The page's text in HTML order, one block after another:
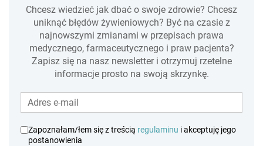
Chcesz wiedzieć jak dbać o swoje zdrowie? Chcesz
uniknąć błędów żywieniowych? Być na czasie z
najnowszymi zmianami w przepisach prawa
medycznego, farmaceutycznego i praw pacjenta?
Zapisz się na nasz newsletter i otrzymuj rzetelne
informacje prosto na swoją skrzynkę.
Zapoznałam/łem się z treścią regulaminu i akceptuję jego
postanowienia